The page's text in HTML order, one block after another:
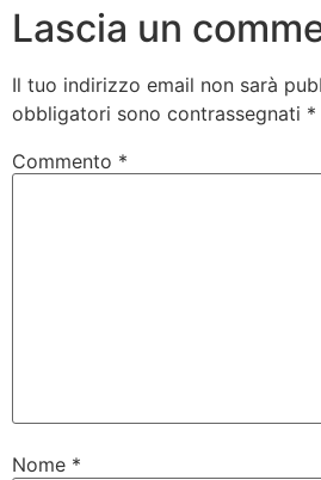
Lascia un
Il tuo indirizzo email non sarà
obbligatori sono contrassegnati *
Commento *
Nome *